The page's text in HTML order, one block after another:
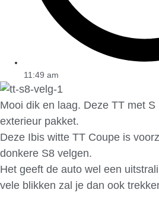
11:49 am
Mooi dik en laag. Deze TT met S
exterieur pakket.
Deze Ibis witte TT Coupe is
donkere S8 velgen.
Het geeft de auto wel een
vele blikken zal je dan ook